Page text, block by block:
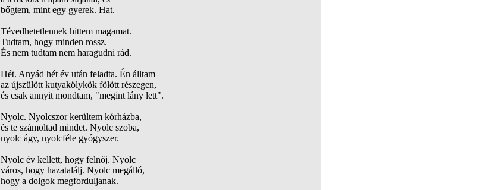
bőgtem, mint egy gyerek. Hat.
Tévedhetetlennek hittem magamat.
Tudtam, hogy minden rossz.
És nem tudtam nem haragudni rád.
Hét. Anyád hét év után feladta. Én álltam
az újszülött kutyakölykök fölött részegen,
és csak annyit mondtam, "megint lány lett".
Nyolc. Nyolcszor kerültem kórházba,
és te számoltad mindet. Nyolc szoba,
nyolc ágy, nyolcféle gyógyszer.
Nyolc év kellett, hogy felnőj. Nyolc
város, hogy hazatalálj. Nyolc megálló,
hogy a dolgok megforduljanak.